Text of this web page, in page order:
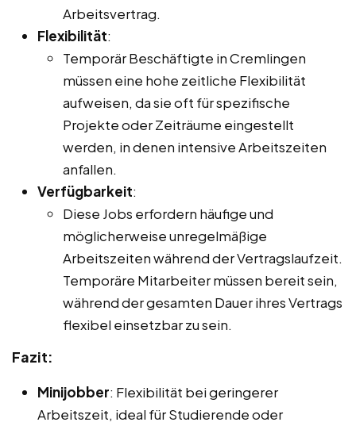
Arbeitsvertrag.
Flexibilität:
Temporär Beschäftigte in Cremlingen
müssen eine hohe zeitliche Flexibilität
aufweisen, da sie oft für spezifische
Projekte oder Zeiträume eingestellt
werden, in denen intensive Arbeitszeiten
anfallen.
Verfügbarkeit:
Diese Jobs erfordern häufige und
möglicherweise unregelmäßige
Arbeitszeiten während der Vertragslaufzeit.
Temporäre Mitarbeiter müssen bereit sein,
während der gesamten Dauer ihres Vertrags
flexibel einsetzbar zu sein.
Fazit:
Minijobber: Flexibilität bei geringerer
Arbeitszeit, ideal für Studierende oder